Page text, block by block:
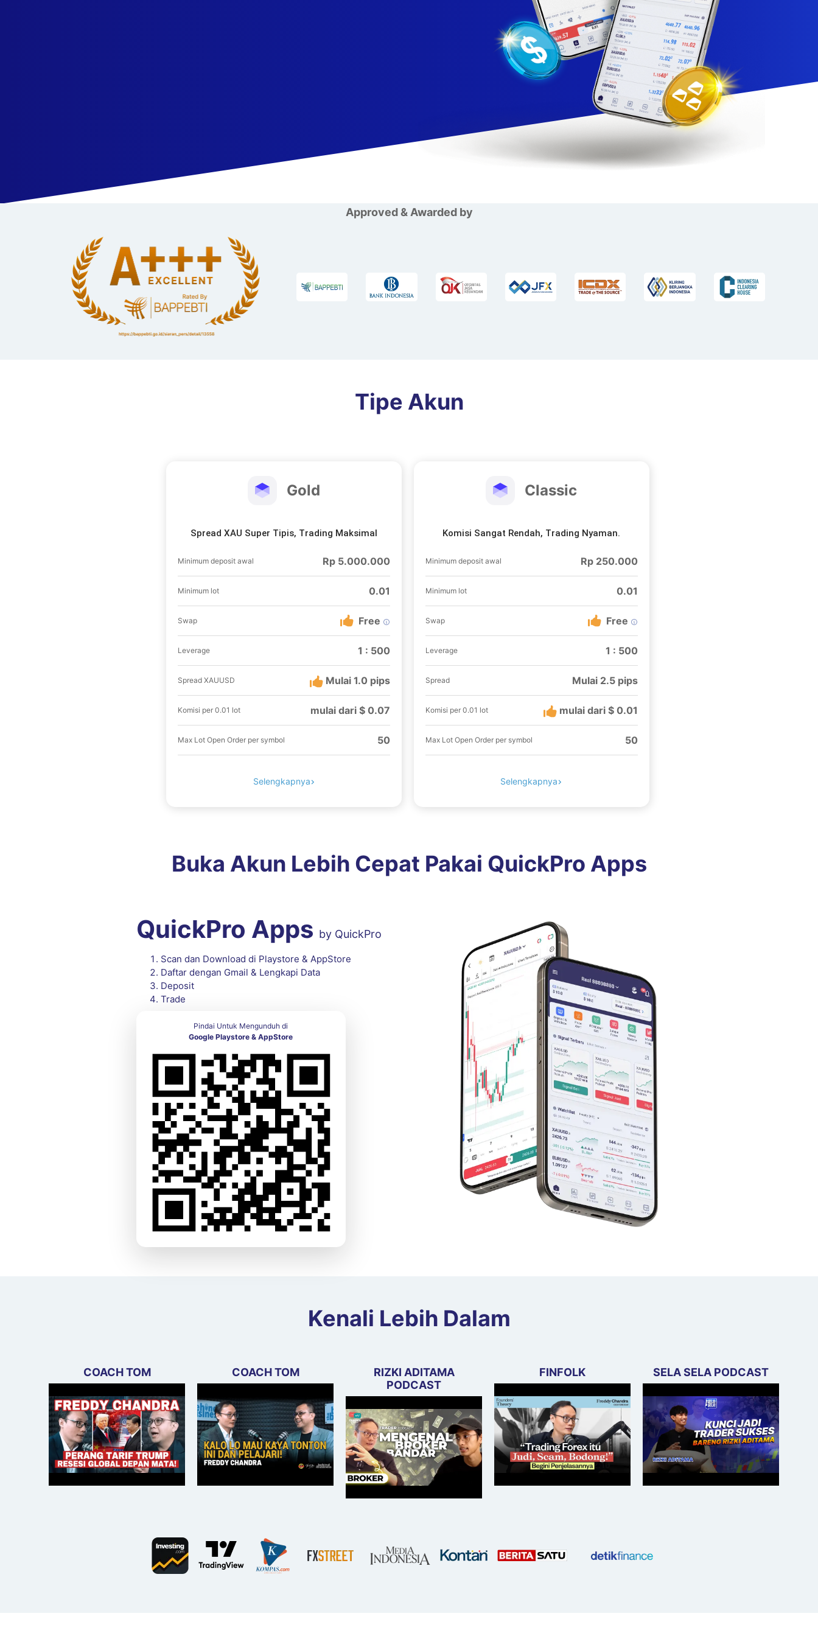
quickpro.co.id
Approved & Awarded by
Tipe Akun
Gold
Spread XAU Super Tipis, Trading Maksimal
Minimum deposit awal Rp 5.000.000
Minimum lot 0.01
Swap Free
Leverage 1 : 500
Spread XAUUSD Mulai 1.0 pips
Komisi per 0.01 lot mulai dari $ 0.07
Max Lot Open Order per symbol 50
Selengkapnya
Classic
Komisi Sangat Rendah, Trading Nyaman.
Minimum deposit awal Rp 250.000
Minimum lot 0.01
Swap Free
Leverage 1 : 500
Spread Mulai 2.5 pips
Komisi per 0.01 lot mulai dari $ 0.01
Max Lot Open Order per symbol 50
Selengkapnya
Buka Akun Lebih Cepat Pakai QuickPro Apps
QuickPro Apps by QuickPro
Scan dan Download di Playstore & AppStore
Daftar dengan Gmail & Lengkapi Data
Deposit
Trade
Pindai Untuk Mengunduh di
Google Playstore & AppStore
Kenali Lebih Dalam
COACH TOM COACH TOM
RIZKI ADITAMA
PODCAST
FINFOLK SELA SELA PODCAST